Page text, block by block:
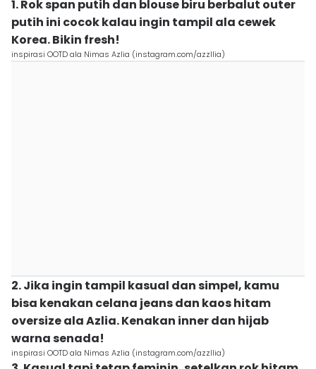
1. Rok span putih dan blouse biru berbalut outer
putih ini cocok kalau ingin tampil ala cewek
Korea. Bikin fresh!
inspirasi OOTD ala Nimas Azlia (instagram.com/azzllia)
2. Jika ingin tampil kasual dan simpel, kamu
bisa kenakan celana jeans dan kaos hitam
oversize ala Azlia. Kenakan inner dan hijab
warna senada!
inspirasi OOTD ala Nimas Azlia (instagram.com/azzllia)